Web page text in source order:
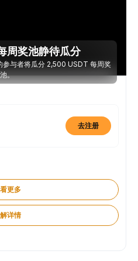
周奖池静待瓜分
参与者将瓜分 2,500 USDT 每周奖
池。
去注册
更多
详情